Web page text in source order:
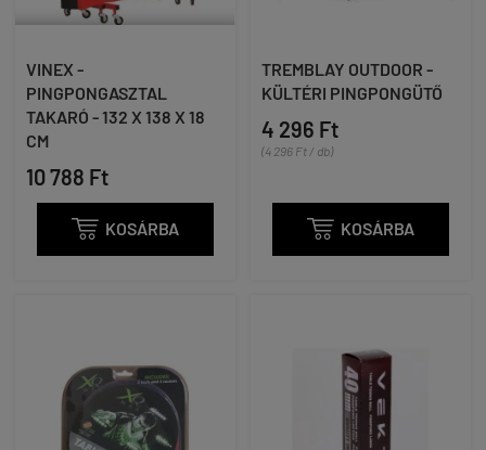
VINEX -
PINGPONGASZTAL
TAKARÓ - 132 X 138 X 18
CM
10 788 Ft
 KOSÁRBA
TREMBLAY OUTDOOR -
KÜLTÉRI PINGPONGÜTŐ
4 296 Ft
(4 296 Ft / db)
 KOSÁRBA